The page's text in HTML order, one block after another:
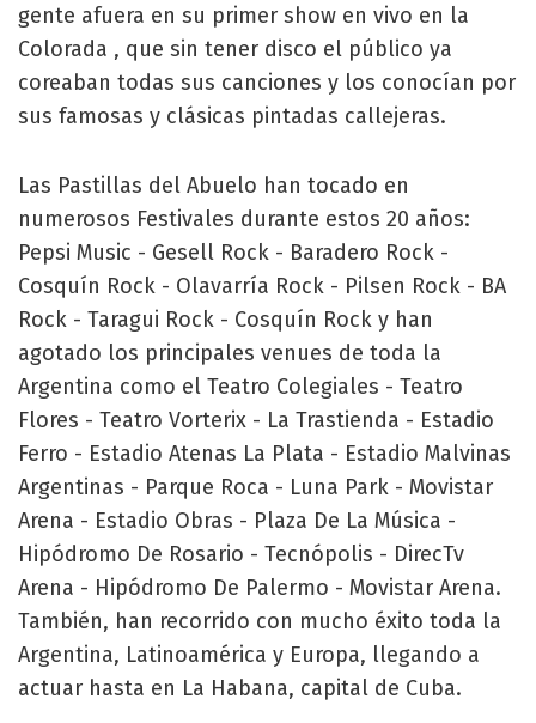
gente afuera en su primer show en vivo en la
Colorada , que sin tener disco el público ya
coreaban todas sus canciones y los conocían por
sus famosas y clásicas pintadas callejeras.
Las Pastillas del Abuelo han tocado en
numerosos Festivales durante estos 20 años:
Pepsi Music - Gesell Rock - Baradero Rock -
Cosquín Rock - Olavarría Rock - Pilsen Rock - BA
Rock - Taragui Rock - Cosquín Rock y han
agotado los principales venues de toda la
Argentina como el Teatro Colegiales - Teatro
Flores - Teatro Vorterix - La Trastienda - Estadio
Ferro - Estadio Atenas La Plata - Estadio Malvinas
Argentinas - Parque Roca - Luna Park - Movistar
Arena - Estadio Obras - Plaza De La Música -
Hipódromo De Rosario - Tecnópolis - DirecTv
Arena - Hipódromo De Palermo - Movistar Arena.
También, han recorrido con mucho éxito toda la
Argentina, Latinoamérica y Europa, llegando a
actuar hasta en La Habana, capital de Cuba.